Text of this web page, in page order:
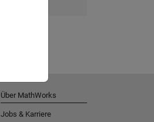
Über MathWorks
Jobs & Karriere